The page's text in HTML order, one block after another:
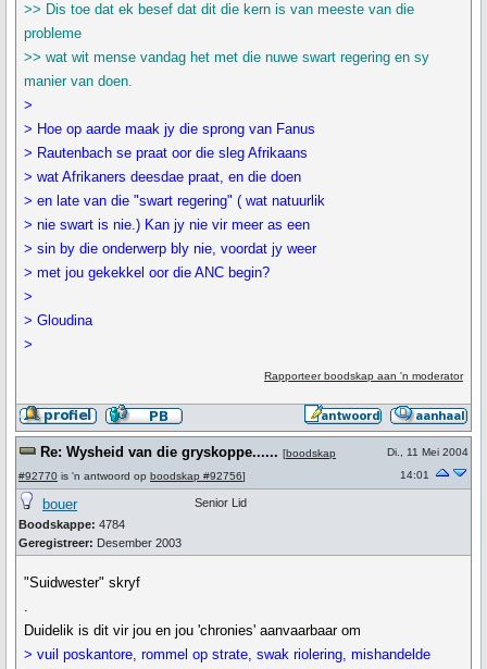
>> Dis toe dat ek besef dat dit die kern is van meeste van die
probleme
>> wat wit mense vandag het met die nuwe swart regering en sy
manier van doen.
>
> Hoe op aarde maak jy die sprong van Fanus
> Rautenbach se praat oor die sleg Afrikaans
> wat Afrikaners deesdae praat, en die doen
> en late van die "swart regering" ( wat natuurlik
> nie swart is nie.) Kan jy nie vir meer as een
> sin by die onderwerp bly nie, voordat jy weer
> met jou gekekkel oor die ANC begin?
>
> Gloudina
>
Rapporteer boodskap aan 'n moderator
Re: Wysheid van die gryskoppe...... [boodskap
#92770 is 'n antwoord op boodskap #92756]
Di., 11 Mei 2004
14:01
bouer
Boodskappe: 4784
Geregistreer: Desember 2003
Senior Lid
"Suidwester" skryf
.
Duidelik is dit vir jou en jou 'chronies' aanvaarbaar om
> vuil poskantore, rommel op strate, swak riolering, mishandelde